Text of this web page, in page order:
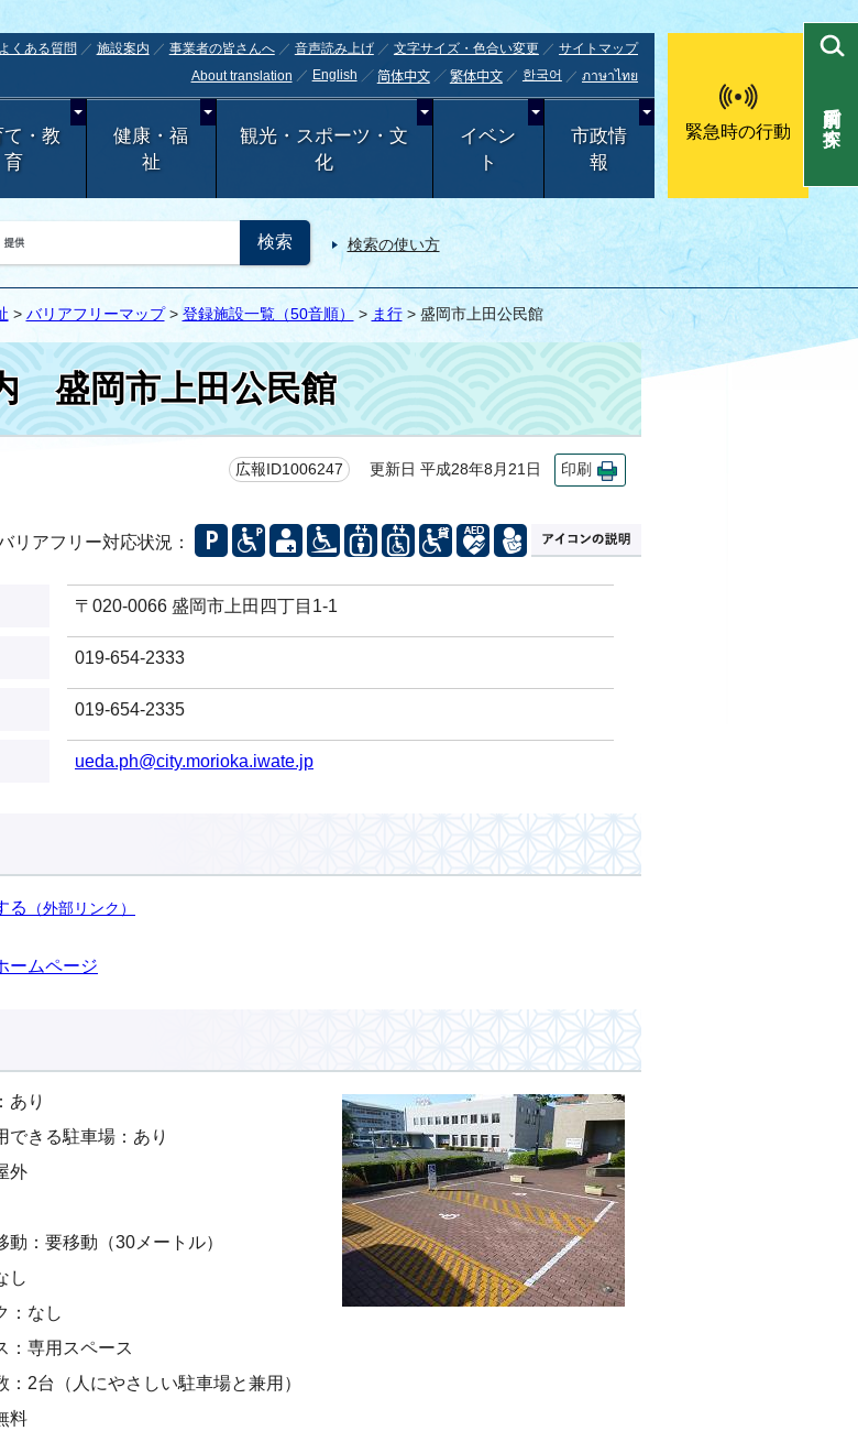
よくある質問 施設案内 事業者の皆さんへ 音声読み上げ 文字サイズ・色合い変更
サイトマップ
About translation
English 简体中文 繁体中文 한국어 ภาษาไทย
・教
育
健康・福
祉
観光・スポーツ・文
化
イベン
ト
市政情
報
緊急時の行動
検索の使い方
目的別で探す
> バリアフリーマップ> 登録施設一覧（50音順） > ま行> 盛岡市上田公民館
内盛岡市上田公民館
広報ID1006247 更新日 平成28年8月21日 印刷
リアフリー対応状況：
〒020-0066 盛岡市上田四丁目1-1
019-654-2333
019-654-2335
ueda.ph@city.morioka.iwate.jp
る （外部リンク）
ームページ
あり
できる駐車場：あり
外
動：要移動（30メートル）
し
：なし
：専用スペース
：2台（人にやさしい駐車場と兼用）
料